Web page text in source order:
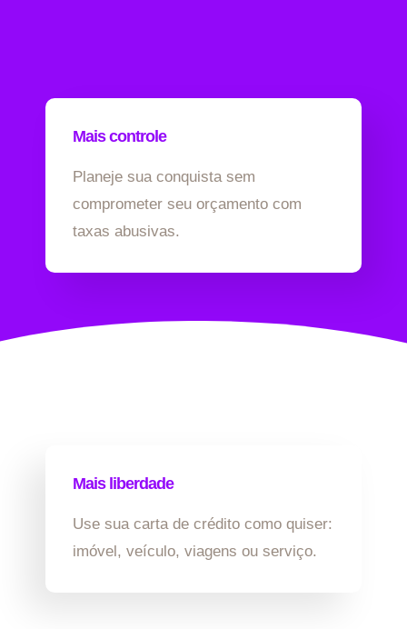
Mais controle
Planeje sua conquista sem
comprometer seu orçamento com
taxas abusivas.
Mais liberdade
Use sua carta de crédito como quiser:
imóvel, veículo, viagens ou serviço.